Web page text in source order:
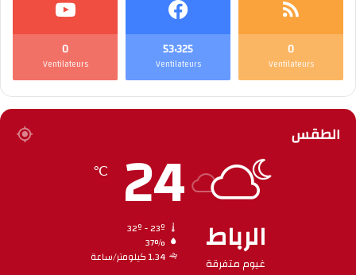
0
Ventilateurs
53٬325
Ventilateurs
0
Ventilateurs
الطقس
الرباط
غيوم متفرقة
24
℃
37%
1.34 كيلومتر/ساعة